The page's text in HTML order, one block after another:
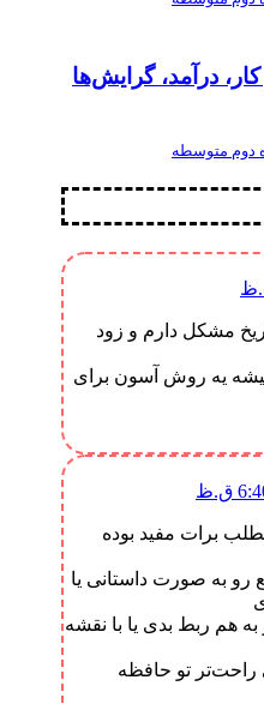
درآمد، گرایش‌ها
دوم متوسطه
مشکل دارم و زود
یه روش آسون برای
برات مفید بوده
رو به صورت داستانی یا
به هم ربط بدی یا با نقشه
راحت‌تر تو حافظه